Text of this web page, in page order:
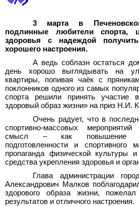
3 марта в
подлинные любители спорта,
здоровья с надеждой
хорошего настроения.
А ведь соблазн остаться
день хорошо выглядывать на
квартиры, попивая чаёк с
поклонников одного из самых
спорта решили принять участие
здоровый образ жизни» на приз Н.И.
Очень радует, что в
спортивно-массовых
смысл – как повышение
подготовленности и спортивного
пропаганда физической культуры
средства укрепления здоровья и
Глава администрации
Александрович Малков
здорового образа жизни,
результатов и отличного настроения.